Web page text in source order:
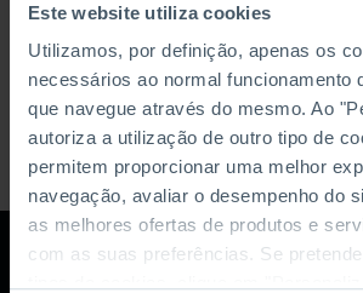
Este website utiliza cookies
Utilizamos, por definição, apenas os
necessários ao normal funcionamento
que navegue através do mesmo. Ao
autoriza a utilização de outro tipo de
permitem proporcionar uma melhor
navegação, avaliar o desempenho do
as melhores ofertas de produtos e
com as suas preferências. Se